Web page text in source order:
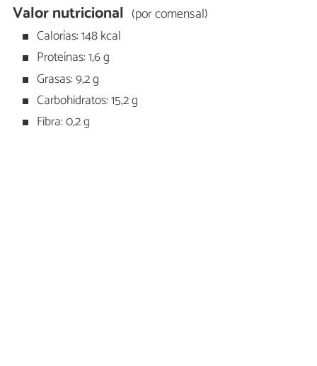
Valor nutricional (por comensal)
Calorías: 148 kcal
Proteínas: 1,6 g
Grasas: 9,2 g
Carbohidratos: 15,2 g
Fibra: 0,2 g